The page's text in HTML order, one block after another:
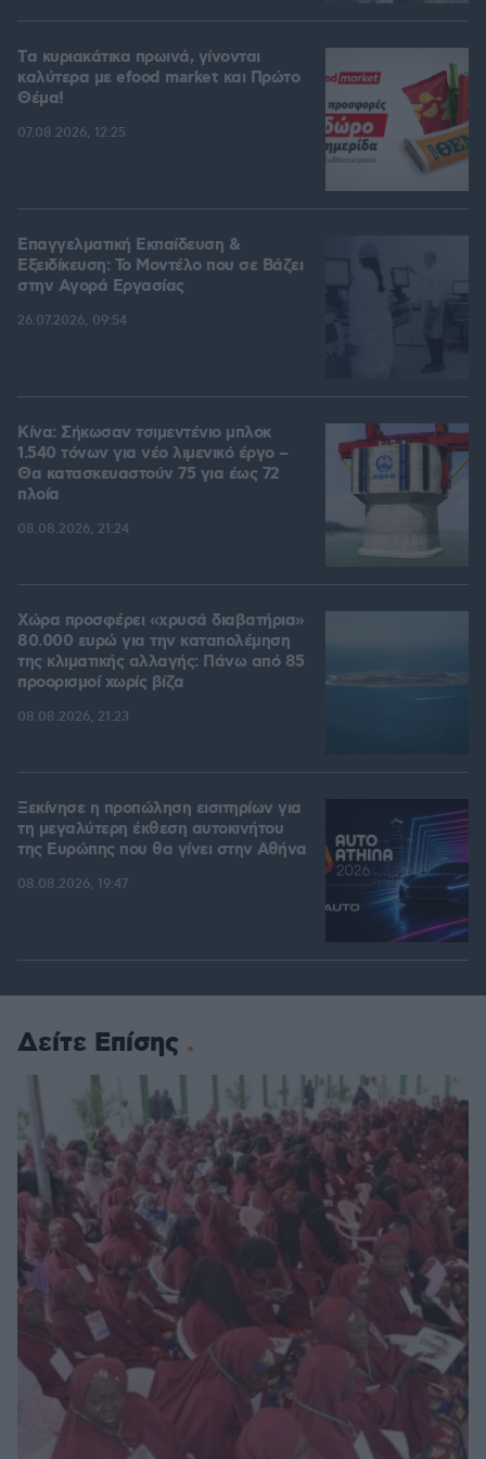
Tα κυριακάτικα πρωινά, γίνονται
καλύτερα με efood market και Πρώτο
Θέμα!
07.08.2026, 12:25
Επαγγελματική Εκπαίδευση &
Εξειδίκευση: Το Mοντέλο που σε Bάζει
στην Aγορά Eργασίας
26.07.2026, 09:54
Κίνα: Σήκωσαν τσιμεντένιο μπλοκ
1.540 τόνων για νέο λιμενικό έργο –
Θα κατασκευαστούν 75 για έως 72
πλοία
08.08.2026, 21:24
Χώρα προσφέρει «χρυσά διαβατήρια»
80.000 ευρώ για την καταπολέμηση
της κλιματικής αλλαγής: Πάνω από 85
προορισμοί χωρίς βίζα
08.08.2026, 21:23
Ξεκίνησε η προπώληση εισιτηρίων για
τη μεγαλύτερη έκθεση αυτοκινήτου
της Ευρώπης που θα γίνει στην Αθήνα
08.08.2026, 19:47
Δείτε Επίσης